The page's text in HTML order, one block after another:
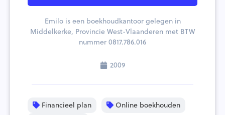
Emilo is een boekhoudkantoor gelegen in
Middelkerke, Provincie West-Vlaanderen met BTW
nummer 0817.786.016
2009
Financieel plan
Online boekhouden